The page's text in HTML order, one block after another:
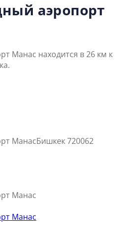
аэропорт
Манас находится в 26 км к
МанасБишкек 720062
Манас
Манас